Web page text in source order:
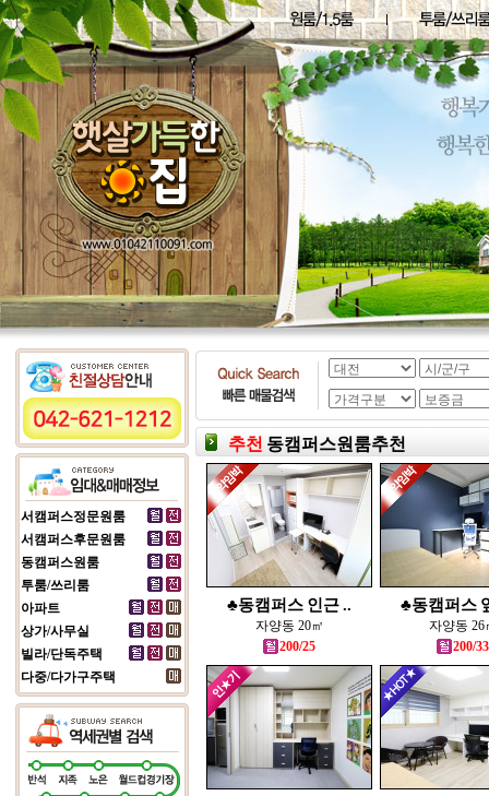
서캠퍼스정문원룸
서캠퍼스후문원룸
동캠퍼스원룸
투룸/쓰리룸
아파트
상가/사무실
빌라/단독주택
다중/다가구주택
추천 동캠퍼스원룸추천
♣동캠퍼스 인근 ..
자양동 20㎡
200/25
♣동캠퍼스
자양동 26
200/33